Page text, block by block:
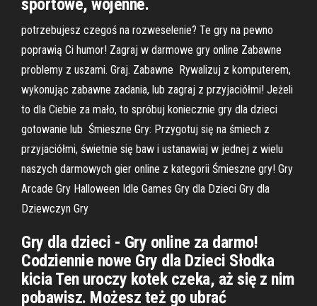
sportowe, wojenne.
potrzebujesz czegoś na rozweselenie? Te gry na pewno
poprawią Ci humor! Zagraj w darmowe gry online Zabawne
problemy z uszami. Graj. Zabawne Rywalizuj z komputerem,
wykonując zabawne zadania, lub zagraj z przyjaciółmi! Jeżeli
to dla Ciebie za mało, to spróbuj koniecznie gry dla dzieci
gotowanie lub Śmieszne Gry: Przygotuj się na śmiech z
przyjaciółmi, świetnie się baw i ustanawiaj w jednej z wielu
naszych darmowych gier online z kategorii Śmieszne gry! Gry
Arcade Gry Halloween Idle Games Gry dla Dzieci Gry dla
Dziewczyn Gry
Gry dla dzieci - Gry online za darmo!
Codziennie nowe Gry dla Dzieci Słodka
kicia Ten uroczy kotek czeka, aż się z nim
pobawisz. Możesz też go ubrać